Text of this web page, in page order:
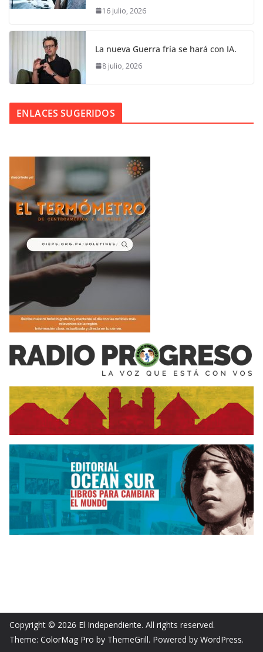
16 julio, 2026
La nueva Guerra fría se hará con IA.
8 julio, 2026
ENLACES SUGERIDOS
Copyright © 2026 El Independiente. All rights reserved.
Theme: ColorMag Pro by ThemeGrill. Powered by WordPress.